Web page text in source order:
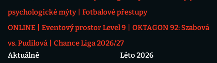
psychologické mýty
Fotbalové přestupy
ONLINE
Eventový prostor Level 9
OKTAGON 92: Szabová
vs. Pudilová
Chance Liga 2026/27
Aktuálně
Léto 2026